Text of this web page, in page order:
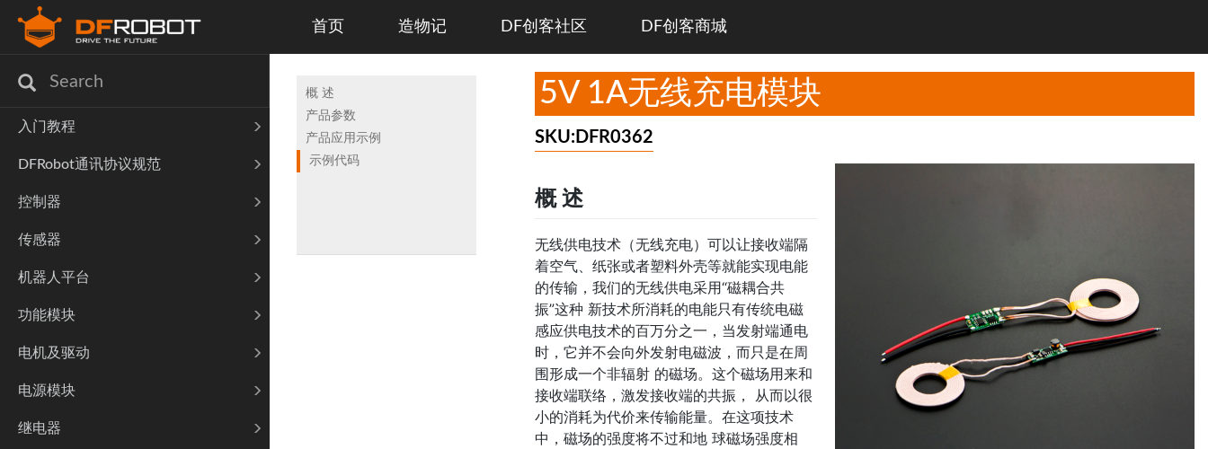
首页 造物记 DF创客社区 DF创客商城
入门教程
DFRobot通讯协议规范
控制器
传感器
机器人平台
功能模块
电机及驱动
电源模块
继电器
概 述
产品参数
产品应用示例
示例代码
5V 1A无线充电模块
SKU:DFR0362
概 述
无线供电技术（无线充电）可以让接收端隔
着空气、纸张或者塑料外壳等就能实现电能
的传输，我们的无线供电采用“磁耦合共
振”这种 新技术所消耗的电能只有传统电磁
感应供电技术的百万分之一，当发射端通电
时，它并不会向外发射电磁波，而只是在周
围形成一个非辐射 的磁场。这个磁场用来和
接收端联络，激发接收端的共振， 从而以很
小的消耗为代价来传输能量。在这项技术
中，磁场的强度将不过和地 球磁场强度相